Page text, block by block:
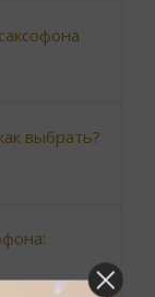
выбрать?